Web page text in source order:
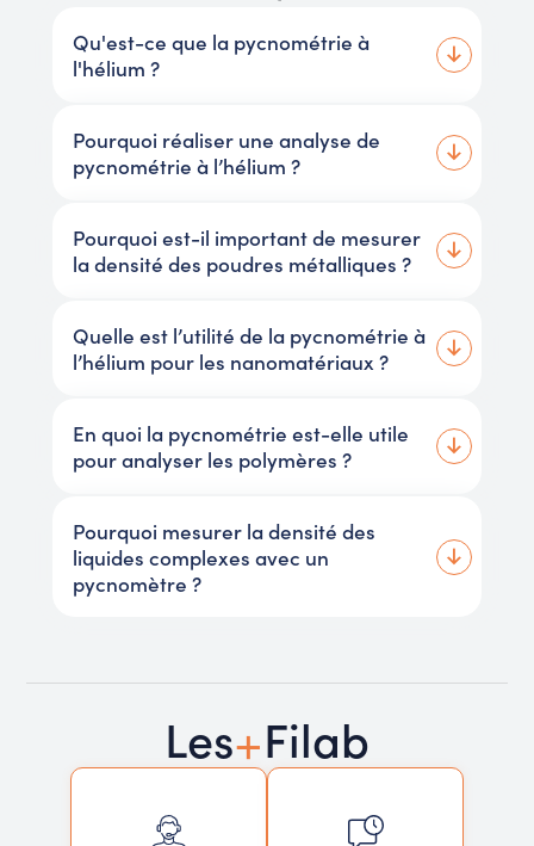
Qu'est-ce que la pycnométrie à
l'hélium ?
Pourquoi réaliser une analyse de
pycnométrie à l’hélium ?
Pourquoi est-il important de mesurer
la densité des poudres métalliques ?
Quelle est l’utilité de la pycnométrie à
l’hélium pour les nanomatériaux ?
En quoi la pycnométrie est-elle utile
pour analyser les polymères ?
Pourquoi mesurer la densité des
liquides complexes avec un
pycnomètre ?
Les+Filab